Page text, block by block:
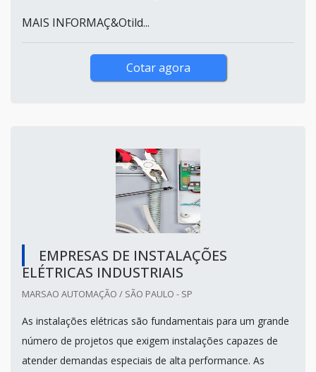
MAIS INFORMAÇ&Otild...
Cotar agora
EMPRESAS DE INSTALAÇÕES
ELÉTRICAS INDUSTRIAIS
MARSAO AUTOMAÇÃO / SÃO PAULO - SP
As instalações elétricas são fundamentais para um grande
número de projetos que exigem instalações capazes de
atender demandas especiais de alta performance. As